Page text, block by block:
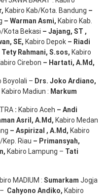
, Kabiro Kab/Kota. Bandung –
– Warman Asmi, Kabiro Kab.
Kota Bekasi – Jajang, ST ,
, SE, Kabiro Depok – Riadi
Tety Rahmani, S.sos, Kabiro
Cirebon – Hartati, A.Md ,
Boyolali – Drs. Joko Ardiano,
Kabiro Madiun : Markum
: Kabiro Aceh – Andi
Asril , A.Md , Kabiro Medan
– Aspirizal , A.Md , Kabiro
Kep. Riau – Primansyah,
, Kabiro Lampung – Tati
MADIUM : Sumarkam Jogja
Cahyono Andiko, Kabiro